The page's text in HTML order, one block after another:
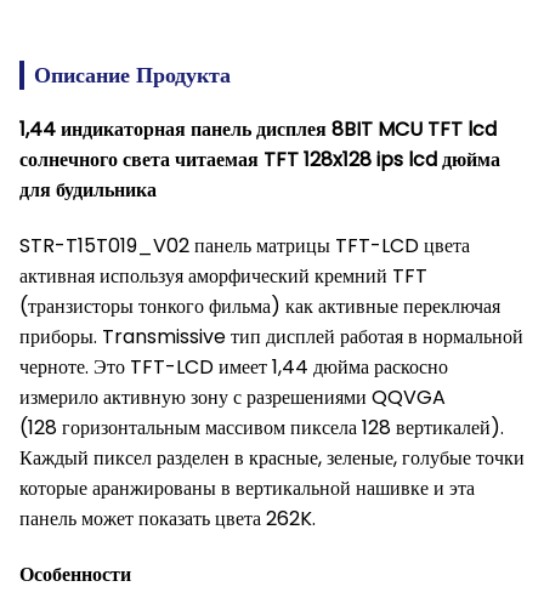
Описание Продукта
1,44 индикаторная панель дисплея 8BIT MCU TFT lcd
солнечного света читаемая TFT 128x128 ips lcd дюйма
для будильника
STR-T15T019_V02 панель матрицы TFT-LCD цвета
активная используя аморфический кремний TFT
(транзисторы тонкого фильма) как активные переключая
приборы. Transmissive тип дисплей работая в нормальной
черноте. Это TFT-LCD имеет 1,44 дюйма раскосно
измерило активную зону с разрешениями QQVGA
(128 горизонтальным массивом пиксела 128 вертикалей).
Каждый пиксел разделен в красные, зеленые, голубые точки
которые аранжированы в вертикальной нашивке и эта
панель может показать цвета 262K.
Особенности